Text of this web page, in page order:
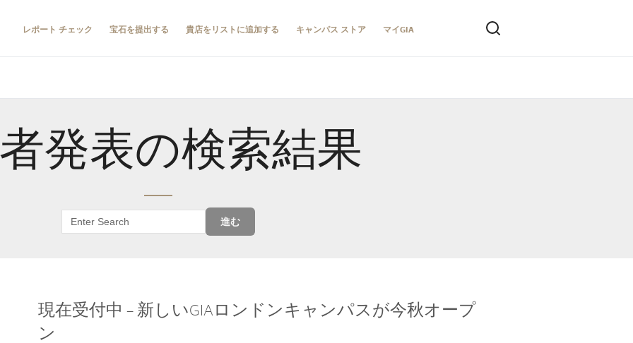
レポート チェック 宝石を提出する 貴店をリストに追加する キャンパス ストア マイGIA
発表の検索結果
進む
現在受付中 – 新しいGIAロンドンキャンパスが今秋オープ
ン